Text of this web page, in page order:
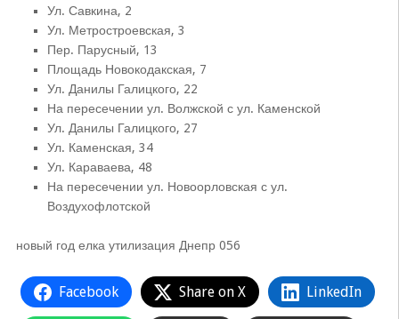
Ул. Савкина, 2
Ул. Метростроевская, 3
Пер. Парусный, 13
Площадь Новокодакская, 7
Ул. Данилы Галицкого, 22
На пересечении ул. Волжской с ул. Каменской
Ул. Данилы Галицкого, 27
Ул. Каменская, 34
Ул. Караваева, 48
На пересечении ул. Новоорловская с ул.
Воздухофлотской
новый год елка утилизация Днепр 056
Facebook Share on X LinkedIn